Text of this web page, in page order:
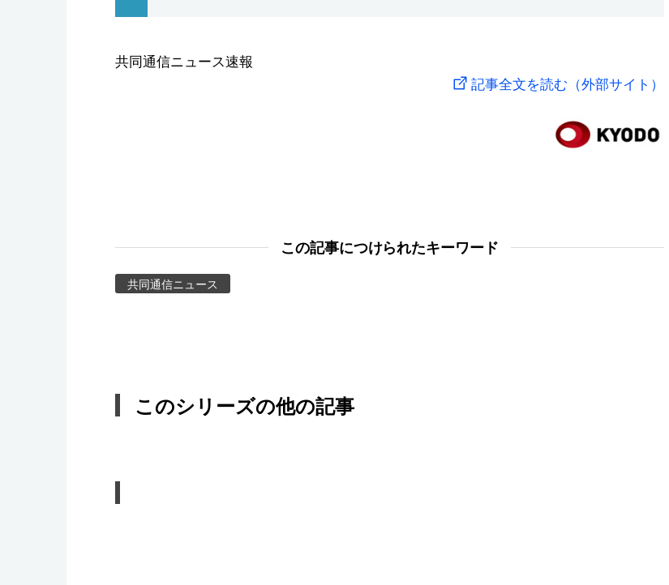
共同通信ニュース速報
記事全文を読む（外部サイト）
この記事につけられたキーワード
共同通信ニュース
このシリーズの他の記事